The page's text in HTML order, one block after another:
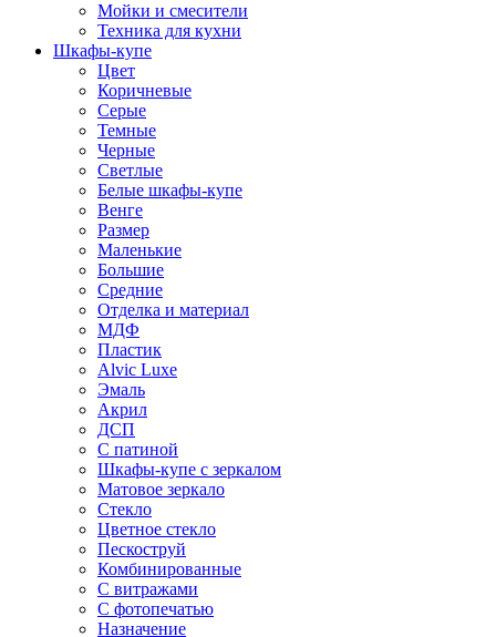
Мойки и смесители
Техника для кухни
Шкафы-купе
Цвет
Коричневые
Серые
Темные
Черные
Светлые
Белые шкафы-купе
Венге
Размер
Маленькие
Большие
Средние
Отделка и материал
МДФ
Пластик
Alvic Luxe
Эмаль
Акрил
ДСП
С патиной
Шкафы-купе с зеркалом
Матовое зеркало
Стекло
Цветное стекло
Пескоструй
Комбинированные
С витражами
С фотопечатью
Назначение